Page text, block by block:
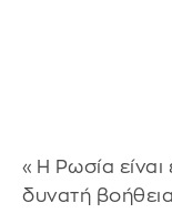
«Η Ρωσία είναι
δυνατή